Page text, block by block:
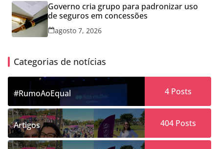
Governo cria grupo para padronizar uso
de seguros em concessões
agosto 7, 2026
Categorias de notícias
#RumoAoEqual 4Posts
Artigos 404Posts